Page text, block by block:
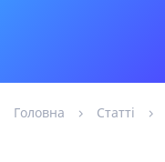
Головна Статті